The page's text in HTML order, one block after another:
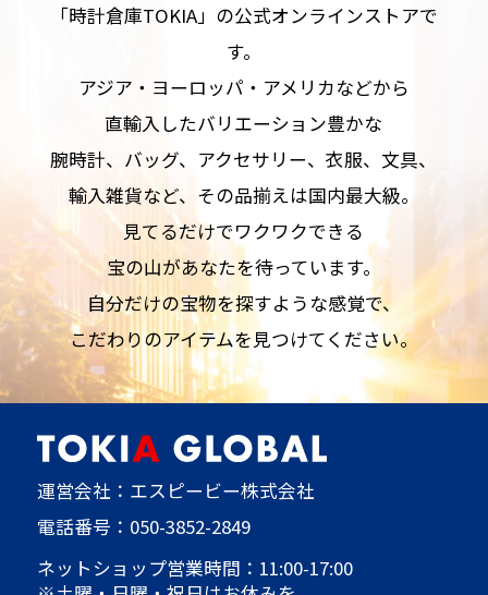
「時計倉庫TOKIA」の公式オンラインストアで
す。
アジア・ヨーロッパ・アメリカなどから
直輸入したバリエーション豊かな
腕時計、バッグ、アクセサリー、衣服、文具、
輸入雑貨など、その品揃えは国内最大級。
見てるだけでワクワクできる
宝の山があなたを待っています。
自分だけの宝物を探すような感覚で、
こだわりのアイテムを見つけてください。
運営会社：エスピービー株式会社
電話番号： 050-3852-2849
ネットショップ営業時間：11:00-17:00